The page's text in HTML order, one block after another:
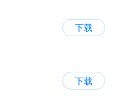
下载
下载